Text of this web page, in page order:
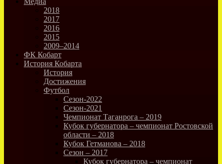
2018
2017
2016
2015
2009–2014
ФК Кобарт
История Кобарта
История
Достижения
Футбол
Сезон-2022
Сезон-2021
Чемпионат Таганрога – 2019
Кубок губернатора – чемпионат Ростовской
области – 2018
Кубок Гетманова – 2018
Сезон – 2017
Кубок губернатора – чемпионат